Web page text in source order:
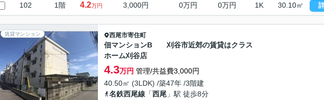
102 1階 4.2万円 3,000円 0万円 0万円 1K 30.10㎡
賃貸マンション 西尾市寄住町
佃マンションB 刈谷市近郊の賃貸はクラス
ホーム刈谷店
4.3万円 管理/共益費3,000円
40.50㎡ (3LDK) /築47年 /3階建
名鉄西尾線 「西尾 」駅 徒歩8分